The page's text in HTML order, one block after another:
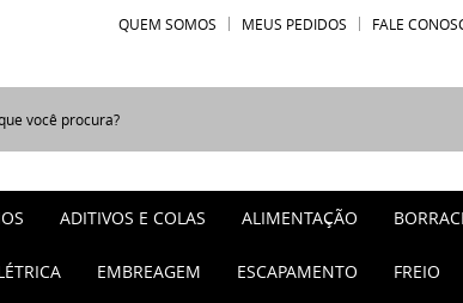
QUEM SOMOS MEUS PEDIDOS FALE
ADITIVOS E COLAS ALIMENTAÇÃO
EMBREAGEM ESCAPAMENTO FREIO